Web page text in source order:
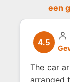
een
4.5
The car
arranged